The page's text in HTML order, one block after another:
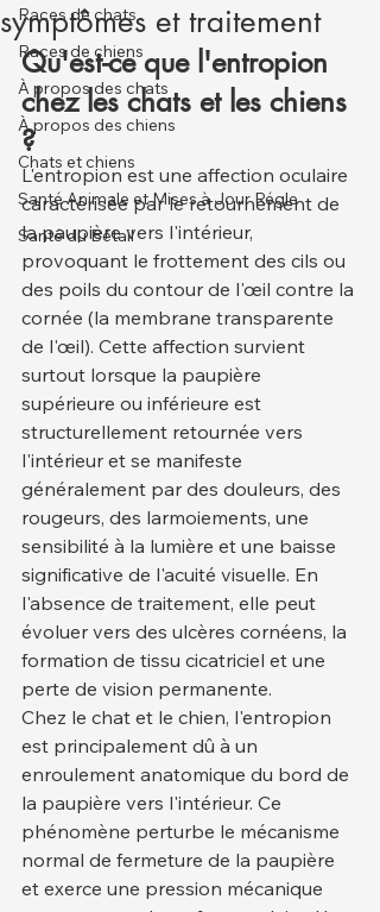
Races de chats
Races de chiens
À propos des chats
À propos des chiens
Chats et chiens
Santé Animale et Mises à Jour Régle
Santé du Bétail
symptômes et traitement
Qu'est-ce que l'entropion
chez les chats et les chiens
?
L'entropion est une affection oculaire
caractérisée par le retournement de
la paupière vers l'intérieur,
provoquant le frottement des cils ou
des poils du contour de l'œil contre la
cornée (la membrane transparente
de l'œil). Cette affection survient
surtout lorsque la paupière
supérieure ou inférieure est
structurellement retournée vers
l'intérieur et se manifeste
généralement par des douleurs, des
rougeurs, des larmoiements, une
sensibilité à la lumière et une baisse
significative de l'acuité visuelle. En
l'absence de traitement, elle peut
évoluer vers des ulcères cornéens, la
formation de tissu cicatriciel et une
perte de vision permanente.
Chez le chat et le chien, l'entropion
est principalement dû à un
enroulement anatomique du bord de
la paupière vers l'intérieur. Ce
phénomène perturbe le mécanisme
normal de fermeture de la paupière
et exerce une pression mécanique